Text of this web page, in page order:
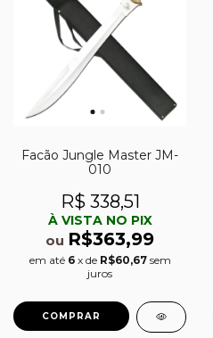
Facão Jungle Master JM-
010
R$ 338,51
À VISTA NO PIX
ou R$363,99
em até 6 x de R$60,67 sem
juros